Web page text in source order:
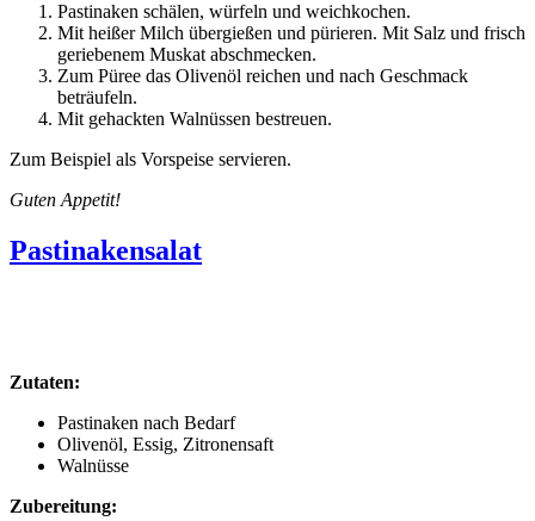
Pastinaken schälen, würfeln und weichkochen.
Mit heißer Milch übergießen und pürieren. Mit Salz und frisch
geriebenem Muskat abschmecken.
Zum Püree das Olivenöl reichen und nach Geschmack
beträufeln.
Mit gehackten Walnüssen bestreuen.
Zum Beispiel als Vorspeise servieren.
Guten Appetit!
Pastinakensalat
Zutaten:
Pastinaken nach Bedarf
Olivenöl, Essig, Zitronensaft
Walnüsse
Zubereitung: